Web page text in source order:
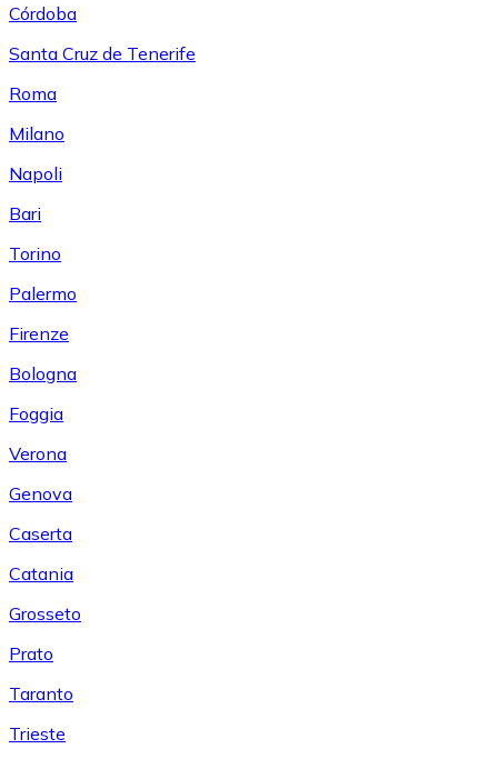
Córdoba
Santa Cruz de Tenerife
Roma
Milano
Napoli
Bari
Torino
Palermo
Firenze
Bologna
Foggia
Verona
Genova
Caserta
Catania
Grosseto
Prato
Taranto
Trieste